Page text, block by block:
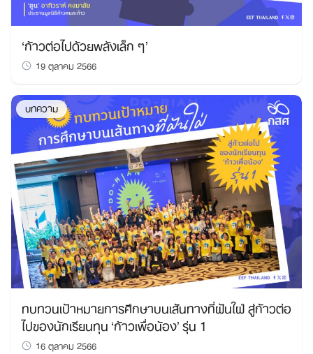
‘ก้าวต่อไปด้วยพลังเล็ก ๆ’
19 ตุลาคม 2566
บทความ
ทบทวนเป้าหมายการศึกษาบนเส้นทางที่ฝันใฝ่ สู่ก้าวต่อ
ไปของนักเรียนทุน ‘ก้าวเพื่อน้อง’ รุ่น 1
16 ตุลาคม 2566